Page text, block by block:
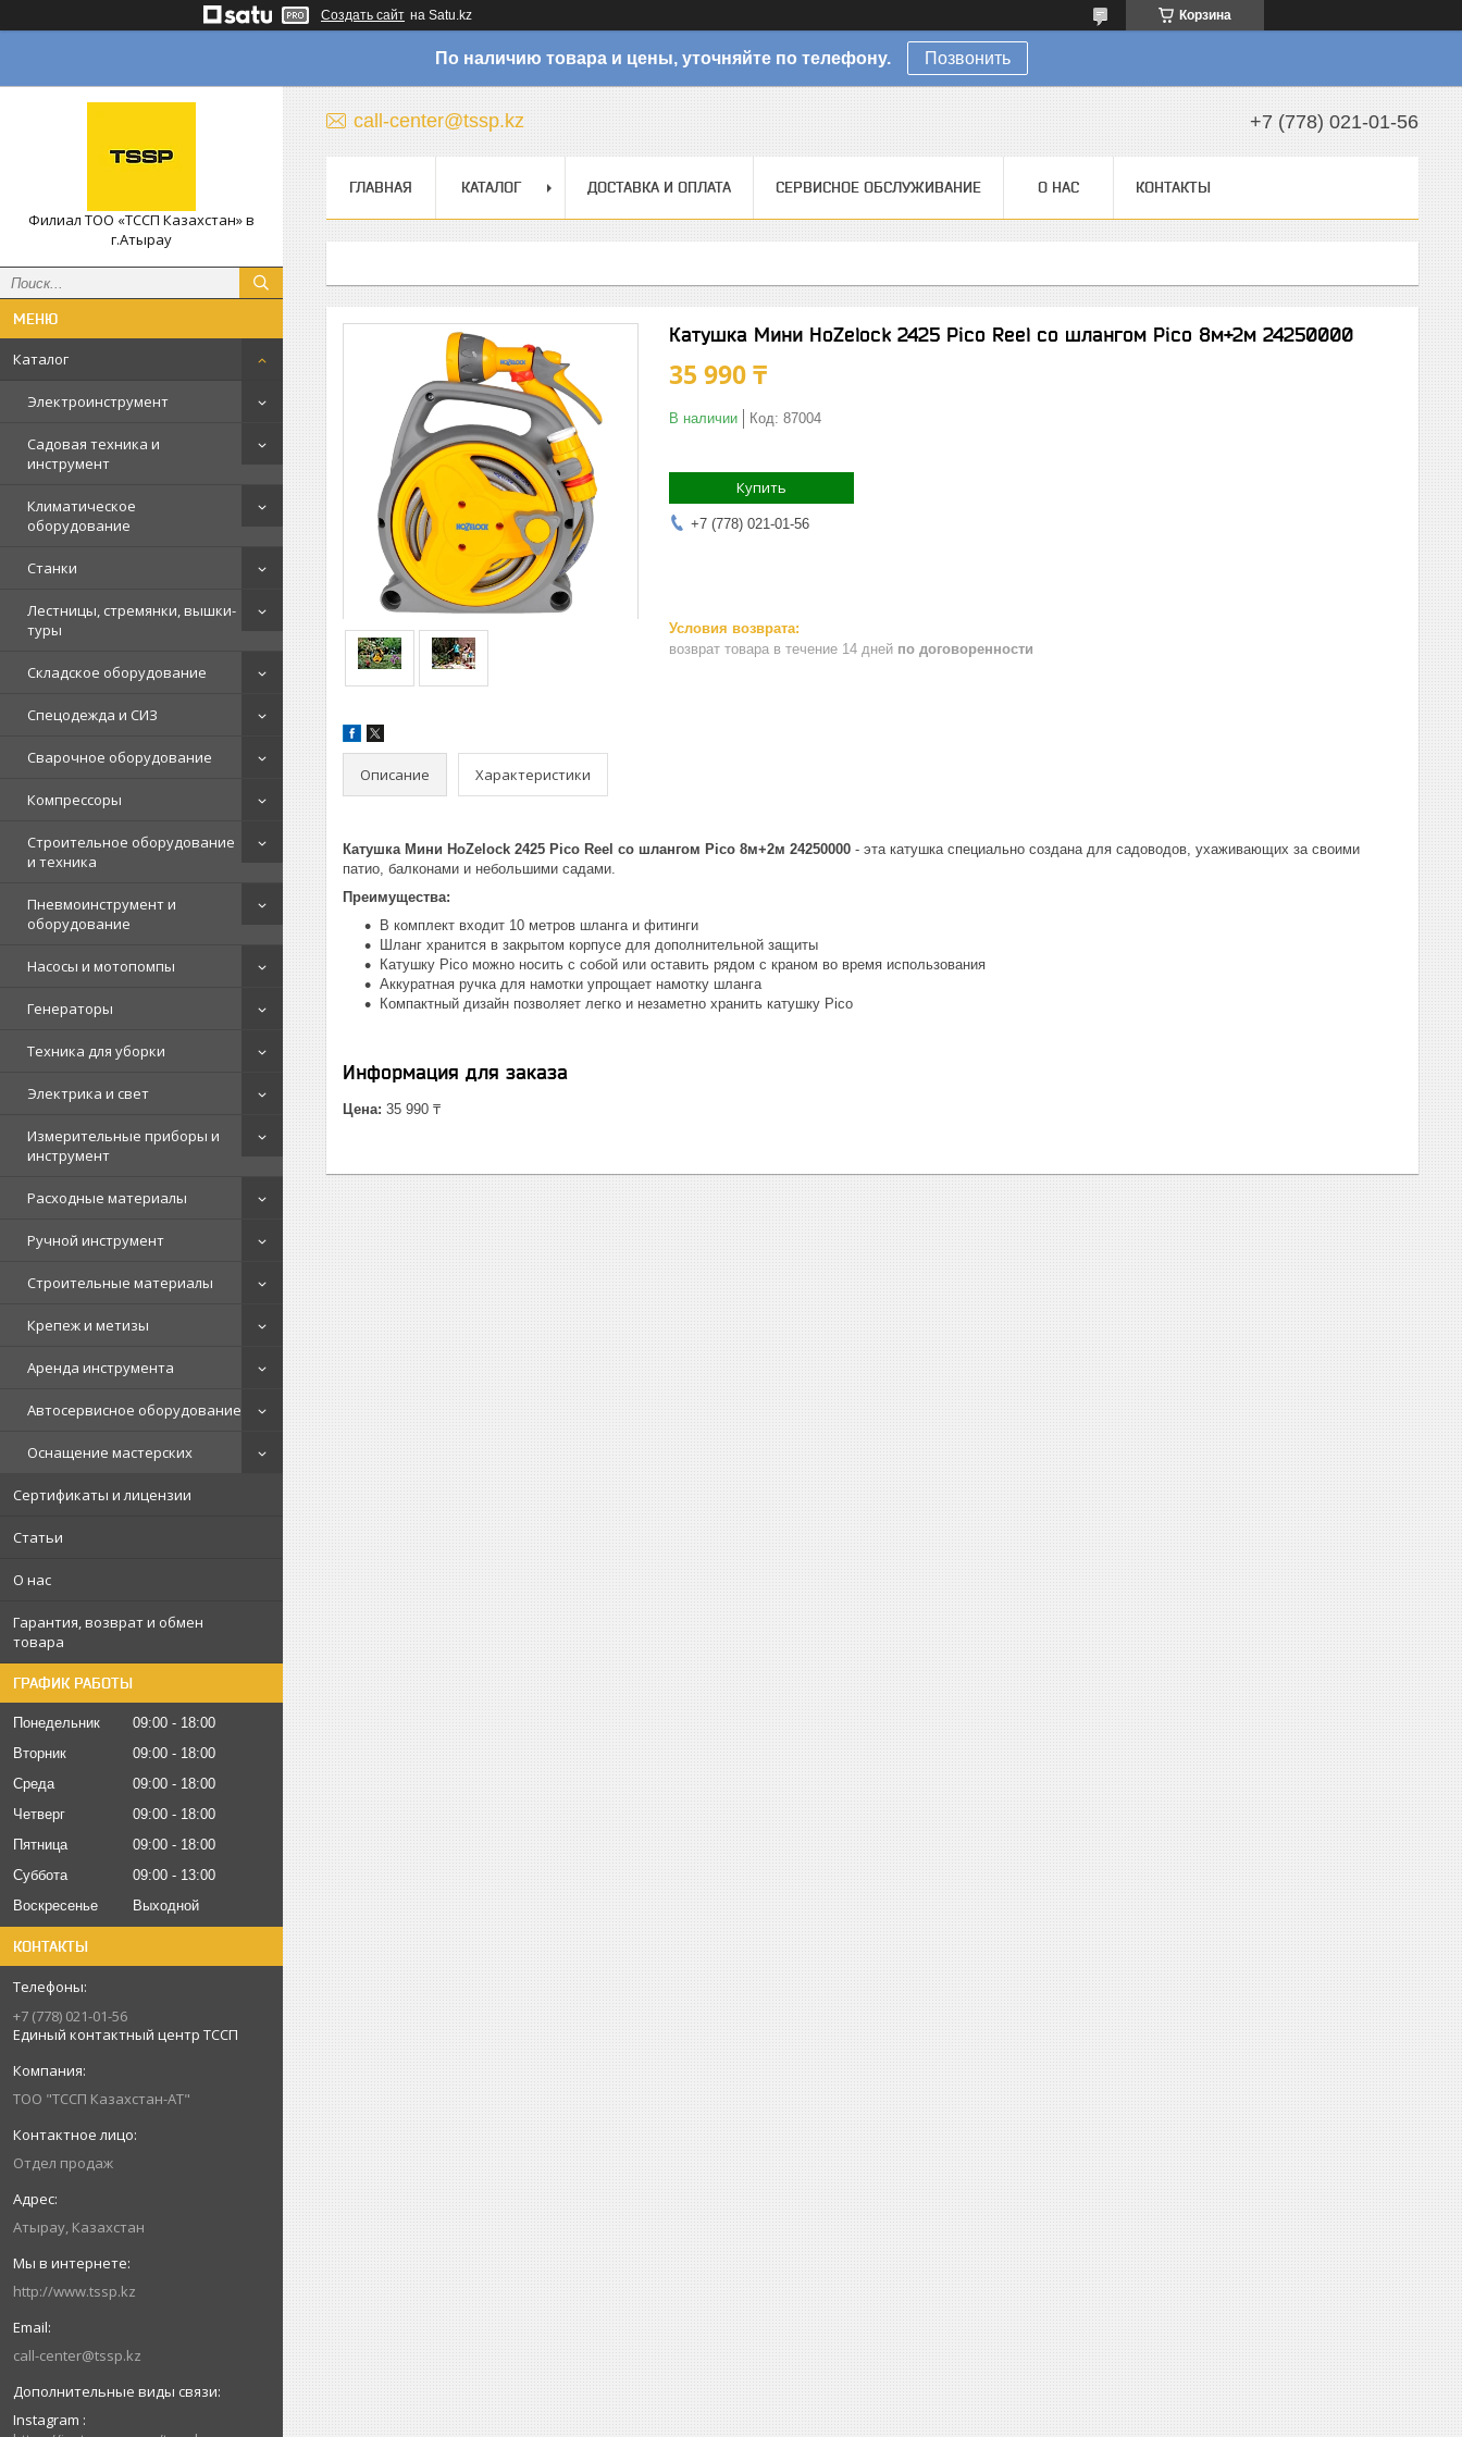
Создать сайт на Satu.kz Корзина
По наличию товара и цены, уточняйте по телефону. Позвонить
Филиал ТОО «ТССП Казахстан» в
г.Атырау
Каталог
Электроинструмент
Садовая техника и
инструмент
Климатическое
оборудование
Станки
Лестницы, стремянки, вышки-
туры
Складское оборудование
Спецодежда и СИЗ
Сварочное оборудование
Компрессоры
Строительное оборудование
и техника
Пневмоинструмент и
оборудование
Насосы и мотопомпы
Генераторы
Техника для уборки
Электрика и свет
Измерительные приборы и
инструмент
Расходные материалы
Ручной инструмент
Строительные материалы
Крепеж и метизы
Аренда инструмента
Автосервисное оборудование
Оснащение мастерских
Сертификаты и лицензии
Статьи
О нас
Гарантия, возврат и обмен
товара
ГРАФИК РАБОТЫ
Понедельник 09:00
18:00
Вторник
09:00
18:00
Среда
09:00
18:00
Четверг
09:00
18:00
Пятница
09:00
18:00
Суббота
09:00
13:00
Воскресенье
Выходной
КОНТАКТЫ
+7 (778) 021-01-56
Единый контактный центр ТССП
ТОО "ТССП Казахстан-АТ"
Отдел продаж
Атырау, Казахстан
http://www.tssp.kz
call-center@tssp.kz
Instagram
call-center@tssp.kz +7 (778) 021-01-56
ГЛАВНАЯ КАТАЛОГ ДОСТАВКА И ОПЛАТА СЕРВИСНОЕ ОБСЛУЖИВАНИЕ О НАС КОНТАКТЫ
Катушка Мини HoZelock 2425 Pico Reel со шлангом Pico 8м+2м 24250000
35 990 ₸
В наличии Код: 87004
Купить
+7 (778) 021-01-56
возврат товара в течение 14 дней по договоренности
Описание Характеристики
Катушка Мини HoZelock 2425 Pico Reel со шлангом Pico 8м+2м 24250000 - эта катушка специально создана для садоводов, ухаживающих за своими
патио, балконами и небольшими садами.
Преимущества:
В комплект входит 10 метров шланга и фитинги
Шланг хранится в закрытом корпусе для дополнительной защиты
Катушку Pico можно носить с собой или оставить рядом с краном во время использования
Аккуратная ручка для намотки упрощает намотку шланга
Компактный дизайн позволяет легко и незаметно хранить катушку Pico
Информация для заказа
Цена: 35 990 ₸